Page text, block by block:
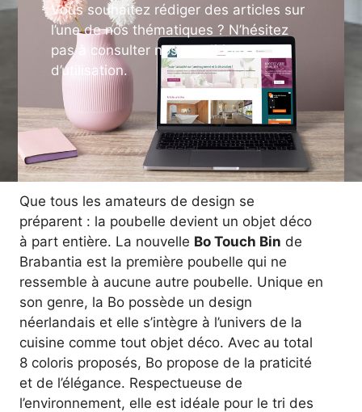
Vous souhaitez rédiger des articles sur
l’une de nos thématiques ? N’hésitez
pas à consulter nos conditions
d’utilisation.
Que tous les amateurs de design se
préparent : la poubelle devient un objet déco
à part entière. La nouvelle Bo Touch Bin de
Brabantia est la première poubelle qui ne
ressemble à aucune autre poubelle. Unique en
son genre, la Bo possède un design
néerlandais et elle s’intègre à l’univers de la
cuisine comme tout objet déco. Avec au total
8 coloris proposés, Bo propose de la praticité
et de l’élégance. Respectueuse de
l’environnement, elle est idéale pour le tri des